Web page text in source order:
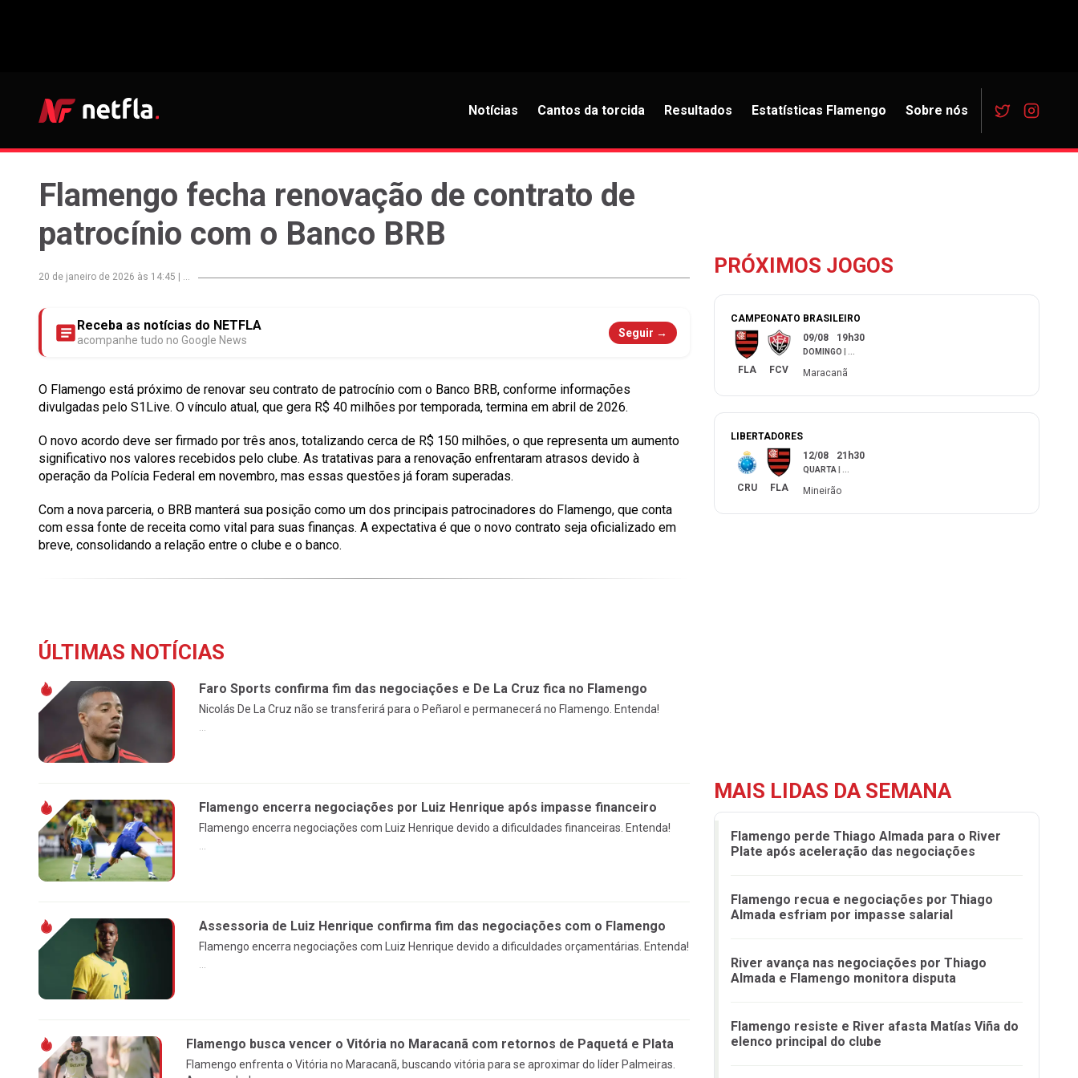
Notícias Cantos da torcida Resultados Estatísticas Flamengo Sobre nós
Flamengo fecha renovação de contrato de
patrocínio com o Banco BRB
20 de janeiro de 2026 às 14:45 ...
Receba as notícias do NETFLA
acompanhe tudo no Google News
Seguir →
O Flamengo está próximo de renovar seu contrato de patrocínio com o Banco BRB, conforme informações
divulgadas pelo S1Live. O vínculo atual, que gera R$ 40 milhões por temporada, termina em abril de 2026.
O novo acordo deve ser firmado por três anos, totalizando cerca de R$ 150 milhões, o que representa um aumento
significativo nos valores recebidos pelo clube. As tratativas para a renovação enfrentaram atrasos devido à
operação da Polícia Federal em novembro, mas essas questões já foram superadas.
Com a nova parceria, o BRB manterá sua posição como um dos principais patrocinadores do Flamengo, que conta
com essa fonte de receita como vital para suas finanças. A expectativa é que o novo contrato seja oficializado em
breve, consolidando a relação entre o clube e o banco.
ÚLTIMAS NOTÍCIAS
Faro Sports confirma fim das negociações e De La Cruz fica no Flamengo
Nicolás De La Cruz não se transferirá para o Peñarol e permanecerá no Flamengo. Entenda!
...
Flamengo encerra negociações por Luiz Henrique após impasse financeiro
Flamengo encerra negociações com Luiz Henrique devido a dificuldades financeiras. Entenda!
Assessoria de Luiz Henrique confirma fim das negociações com o Flamengo
Flamengo encerra negociações com Luiz Henrique devido a dificuldades orçamentárias. Entenda!
Flamengo busca vencer o Vitória no Maracanã com retornos de Paquetá e Plata
Flamengo enfrenta o Vitória no Maracanã, buscando vitória para se aproximar do líder Palmeiras.
PRÓXIMOS JOGOS
CAMPEONATO BRASILEIRO
FLA FCV
09/08 19h30
DOMINGO
Maracanã
LIBERTADORES
CRU FLA
12/08 21h30
QUARTA
Mineirão
MAIS LIDAS DA SEMANA
Flamengo perde Thiago Almada para o River
Plate após aceleração das negociações
Flamengo recua e negociações por Thiago
Almada esfriam por impasse salarial
River avança nas negociações por Thiago
Almada e Flamengo monitora disputa
Flamengo resiste e River afasta Matías Viña do
elenco principal do clube